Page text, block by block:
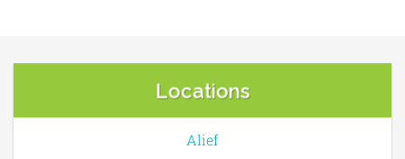
Locations
Alief